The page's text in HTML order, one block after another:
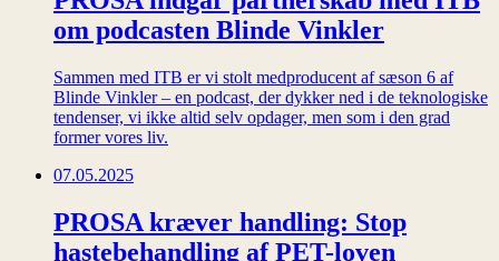
om podcasten Blinde Vinkler
Sammen med ITB er vi stolt medproducent af sæson 6 af
Blinde Vinkler – en podcast, der dykker ned i de teknologiske
tendenser, vi ikke altid selv opdager, men som i den grad
former vores liv.
07.05.2025
PROSA kræver handling: Stop
hastebehandling af PET-loven